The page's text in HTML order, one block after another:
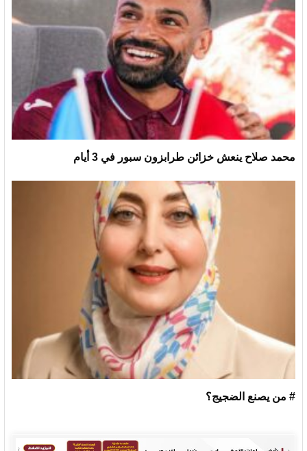
محمد صلاح ينعش خزائن طرابزون سبور في 3 أيام
# من يصنع الضجيج؟